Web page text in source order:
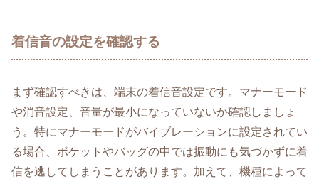
着信音の設定を確認する
まず確認すべきは、端末の着信音設定です。マナーモード
や消音設定、音量が最小になっていないか確認しましょ
う。特にマナーモードがバイブレーションに設定されてい
る場合、ポケットやバッグの中では振動にも気づかずに着
信を逃してしまうことがあります。加えて、機種によって